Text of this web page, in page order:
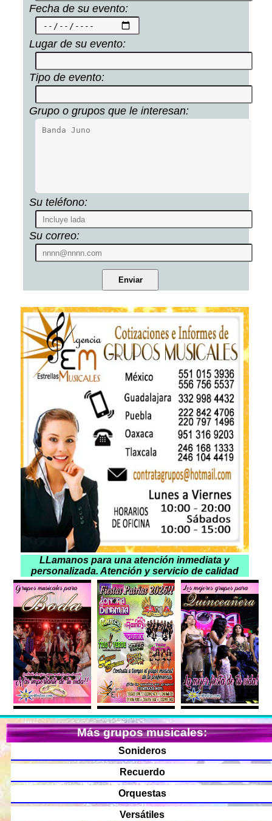
Fecha de su evento:
Lugar de su evento:
Tipo de evento:
Grupo o grupos que le interesan:
Su teléfono:
Su correo:
LLamanos para una atención inmediata y
personalizada. Atención y servicio de calidad
Más grupos musicales:
Sonideros
Recuerdo
Orquestas
Versátiles